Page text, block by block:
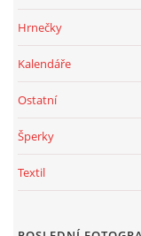
Hrnečky
Kalendáře
Ostatní
Šperky
Textil